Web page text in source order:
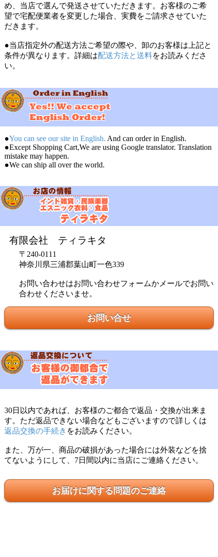
め、当店で選んで発送させていただきます。お客様のご希
望で宅配便業者を変更した場合、実費をご請求させていた
だきます。
●当店指定外の配送方法ご希望の際や、卸のお客様は上記と
条件が異なります。詳細は配送方法と送料をお読みくださ
い。
●You can see our site in English. And can order in English.
●Except Shopping Cart,We are using Google translator. Translation
mistake may happen.
●We can ship all over the world.
有限会社 ティラキタ
〒240-0111
神奈川県三浦郡葉山町一色339
お問い合わせはお問い合わせフォームかメールでお問い
合わせくださいませ。
お問い合せ
30日以内であれば、お客様のご都合で返品・交換が出来ま
す。ただ返品できない場合などもございますので詳しくは
返品交換の手続き をお読みください。
また、万が一、商品の破損があった場合には外装などを捨
てないようにして、7日間以内に当店にご連絡ください。
お届けに関する問題のご連絡